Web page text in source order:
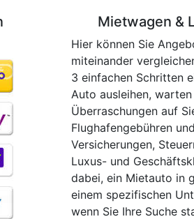
Mietwagen &
Hier können Sie
miteinander
3 einfachen Schritten
Auto ausleihen,
Überraschungen auf
Flughafengebühren
Versicherungen,
Luxus- und
dabei, ein Mietauto in
einem spezifischen
wenn Sie Ihre Suche